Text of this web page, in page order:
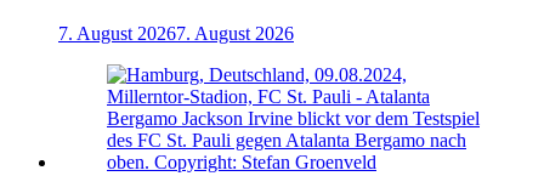
7. August 20267. August 2026